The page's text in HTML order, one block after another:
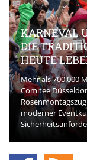
KARNEVAL
DIE
HEUTE
Mehr als 700.000
Comitee
moderner